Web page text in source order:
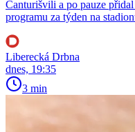
Čanturišvili a po pauze
programu za týden na
Liberecká Drbna
dnes, 19:35
3 min